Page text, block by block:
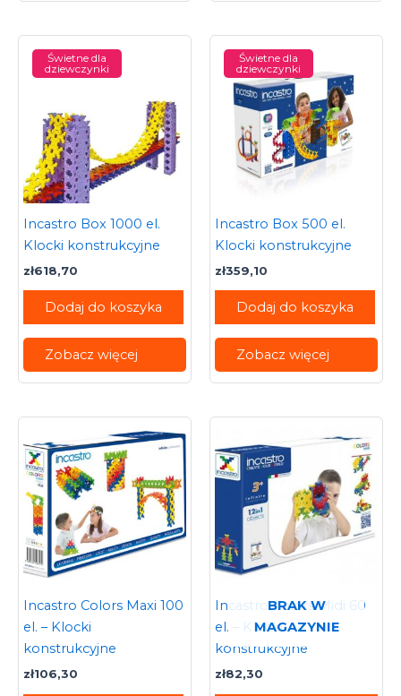
Świetne dla
dziewczynki
Incastro Box 1000 el.
Klocki konstrukcyjne
zł618,70
Dodaj do koszyka
Zobacz więcej
Świetne dla
dziewczynki
Incastro Box 500 el.
Klocki konstrukcyjne
zł359,10
Dodaj do koszyka
Zobacz więcej
Incastro Colors Maxi 100
el. – Klocki
konstrukcyjne
zł106,30
BRAK W
MAGAZYNIE
Incastro Colors Midi 60
el. – Klocki
konstrukcyjne
zł82,30